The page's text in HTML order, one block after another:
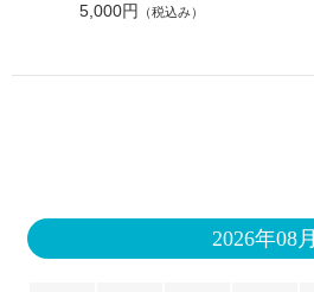
5,000円
（税込み）
2026年08月